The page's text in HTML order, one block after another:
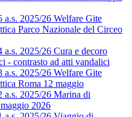
a.s. 2025/26 Welfare Gite
Parco Nazionale del Circeo
a.s. 2025/26 Cura e decoro
- contrasto ad atti vandalici
a.s. 2025/26 Welfare Gite
Roma 12 maggio
a.s. 2025/26 Marina di
2026